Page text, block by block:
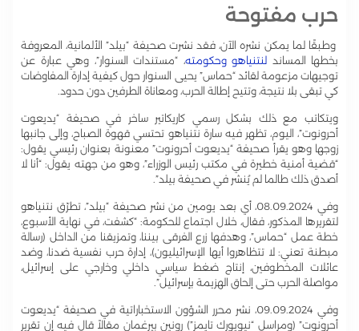
حرب مفتوحة
وطبقًا لما يمكن نشره الآن، فقد نشرت صحيفة “بيلد” الألمانية، المعروفة
بخطها المساند
لنتنياهو وحكومته، “مستندات السنوار”، وهي عبارة عن
توجيهات مزعومة لقائد “حماس” يحيى السنوار حول كيفية إدارة المفاوضات
كي تبقى بلا نتيجة، وتتيح إطالة الحرب، ومعاناة الطرفين دون حدود.
ويتكاتب مع ذلك بشكل رسمي كاريكاتير ساخر في صحيفة “يديعوت
أحرونوت”، اليوم، تظهر فيه سارة نتنياهو تحتسي قهوة الصباح، وإلى جانبها
زوجها وهو يقرأ صحيفة “يديعوت أحرونوت” معنونة بعنوان رئيسي يقول:
“قضية أمنية خطيرة في مكتب رئيس الوزراء”، وهو من جهته يقول: “أنا لا
أصدق ذلك طالما لم يُنشر في صحيفة بيلد”.
وفي 08.09.2024، أي بعد يومين من نشر صحيفة “بيلد”، تطرّق نتنياهو
لتقريرها المذكور، فقال، خلال اجتماع للحكومة: “كشفت، في نهاية الأسبوع،
خطة عمل “حماس”، وهدفها زرع الفرقى بيننا، وتمزيقنا من الداخل (رسالة
مبطنة تعني: لا تتظاهروا أيها الإسرائيليون)، إدارة حرب نفسية ضدنا، وضد
عائلات المخطوفين، إنتاج ضغط سياسي داخلي وخارجي على إسرائيل،
مواصلة الحرب حتى إلحاق الهزيمة بإسرائيل”.
وفي 09.09.2024، نشر محرر الشؤون الاستخباراتية في صحيفة “يديعوت
أحرونوت” (ومراسل “نيويورك تايمز”) رونين بيرغمان مقالاً قال فيه إن تقرير